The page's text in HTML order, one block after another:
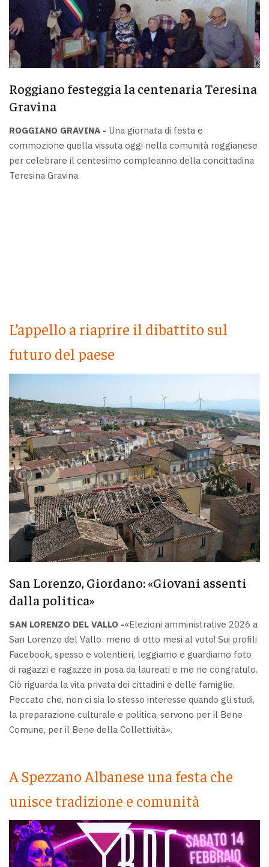
Roggiano festeggia la centenaria Teresina
Gravina
ROGGIANO GRAVINA - Una giornata di festa e
commozione quella vissuta oggi nella comunità roggianese
per celebrare il centesimo compleanno della concittadina
Teresina Gravina.
L’appello a riaprire il dibattito sul
futuro del paese
San Lorenzo, Giordano: «Giovani assenti
dalla politica»
SAN LORENZO DEL VALLO -«Elezioni amministrative 2026 a
San Lorenzo del Vallo: meno di otto mesi al voto! Sui profili
Facebook, spesso e volentieri, leggiamo e guardiamo foto
di ragazzi e ragazze in posa da laureati e me ne congratulo.
Ciò riguarda la vita privata dei cittadini e delle famiglie.
Peccato che, non ci sia lo stesso interesse quando gli studi,
la preparazione culturale e politica, servono per il Bene
Comune, per il Bene della Collettività».
A Spezzano Albanese una festa che
unisce tradizione e comunità